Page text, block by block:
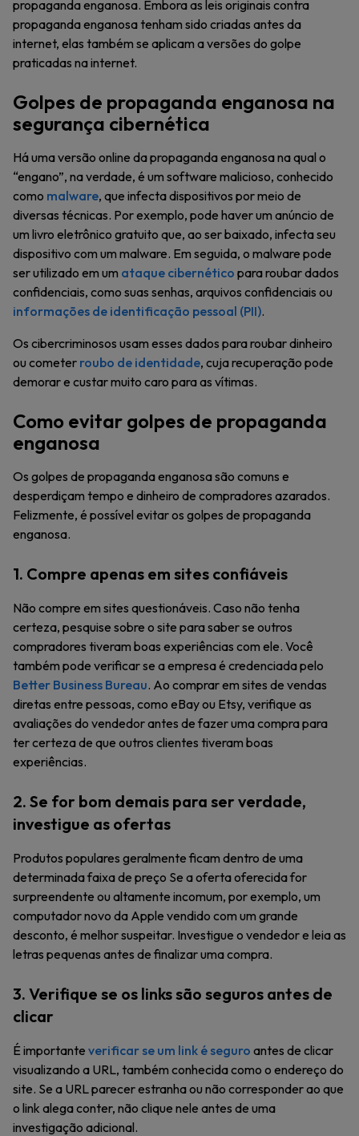
propaganda enganosa. Embora as leis originais contra
propaganda enganosa tenham sido criadas antes da
internet, elas também se aplicam a versões do golpe
praticadas na internet.
Golpes de propaganda enganosa na
segurança cibernética
Há uma versão online da propaganda enganosa na qual o
“engano”, na verdade, é um software malicioso, conhecido
como malware, que infecta dispositivos por meio de
diversas técnicas. Por exemplo, pode haver um anúncio de
um livro eletrônico gratuito que, ao ser baixado, infecta seu
dispositivo com um malware. Em seguida, o malware pode
ser utilizado em um ataque cibernético para roubar dados
confidenciais, como suas senhas, arquivos confidenciais ou
informações de identificação pessoal (PII).
Os cibercriminosos usam esses dados para roubar dinheiro
ou cometer roubo de identidade, cuja recuperação pode
demorar e custar muito caro para as vítimas.
Como evitar golpes de propaganda
enganosa
Os golpes de propaganda enganosa são comuns e
desperdiçam tempo e dinheiro de compradores azarados.
Felizmente, é possível evitar os golpes de propaganda
enganosa.
1. Compre apenas em sites confiáveis
Não compre em sites questionáveis. Caso não tenha
certeza, pesquise sobre o site para saber se outros
compradores tiveram boas experiências com ele. Você
também pode verificar se a empresa é credenciada pelo
Better Business Bureau. Ao comprar em sites de vendas
diretas entre pessoas, como eBay ou Etsy, verifique as
avaliações do vendedor antes de fazer uma compra para
ter certeza de que outros clientes tiveram boas
experiências.
2. Se for bom demais para ser verdade,
investigue as ofertas
Produtos populares geralmente ficam dentro de uma
determinada faixa de preço Se a oferta oferecida for
surpreendente ou altamente incomum, por exemplo, um
computador novo da Apple vendido com um grande
desconto, é melhor suspeitar. Investigue o vendedor e leia as
letras pequenas antes de finalizar uma compra.
3. Verifique se os links são seguros antes de
clicar
É importante verificar se um link é seguro antes de clicar
visualizando a URL, também conhecida como o endereço do
site. Se a URL parecer estranha ou não corresponder ao que
o link alega conter, não clique nele antes de uma
investigação adicional.